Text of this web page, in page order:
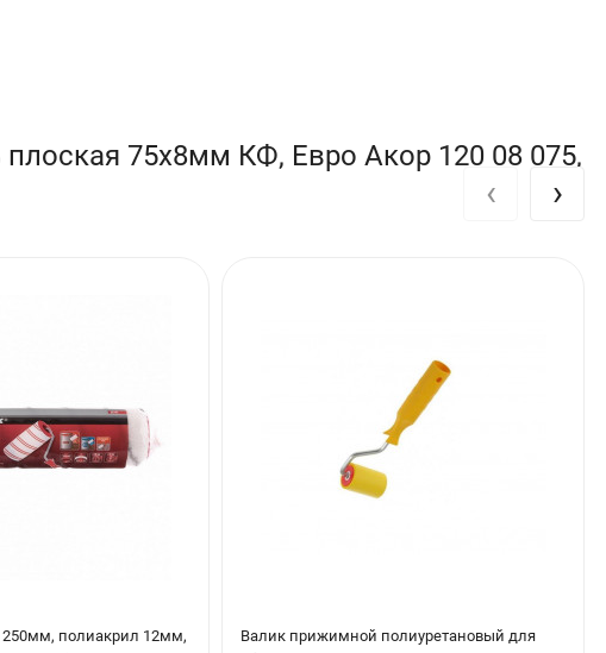
75х8мм КФ, Евро Акор 120 08 075,
250мм, полиакрил 12мм,
Валик прижимной полиуретановый для
‹ ›